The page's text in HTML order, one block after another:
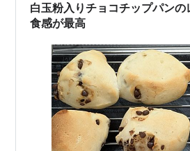
白玉粉入りチョコチップパンの
食感が最高